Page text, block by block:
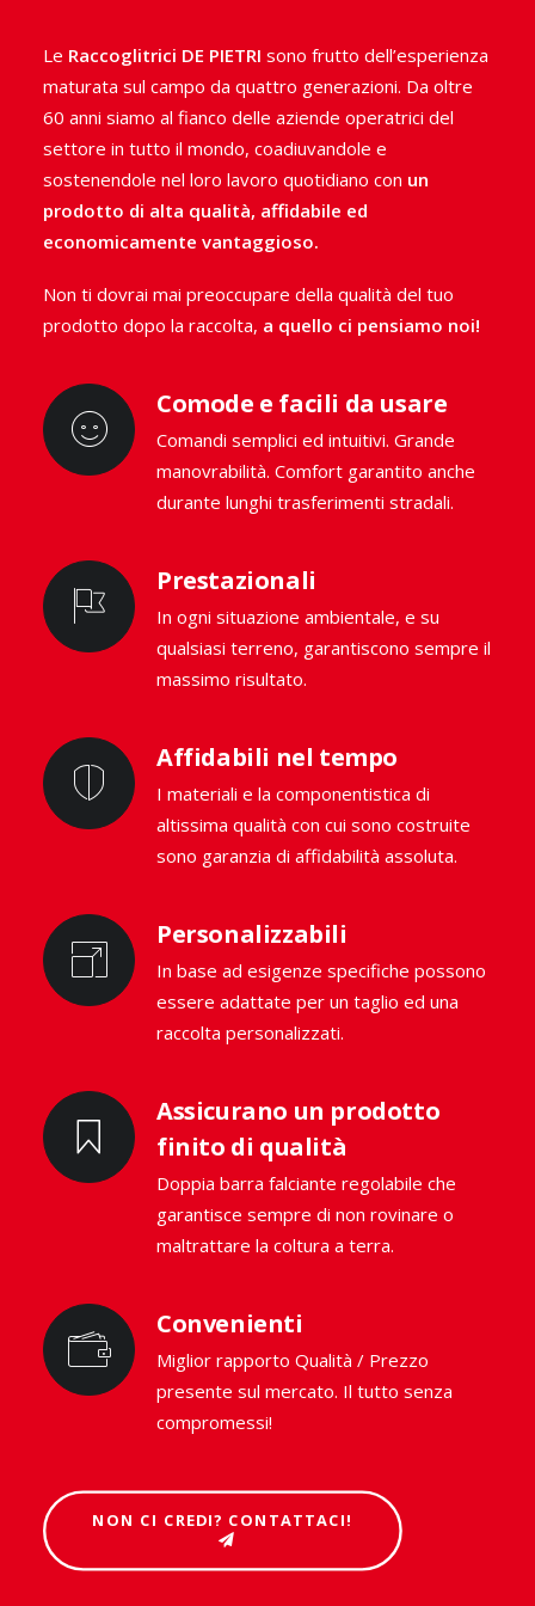
raccoglitrici di piante officinali e aromatiche, le
macchine per la raccolta di ortica De Pietri sono
soluzioniinnovativee tecnologicamente avanzate
che ti aiuteranno ad ottimizzare il tuo raccolto
evitando qualsiasi spreco.
VAI ALLA GAMMA
Le Raccoglitrici DE PIETRI sono frutto dell’esperienza
maturata sul campo da quattro generazioni. Da oltre
60 anni siamo al fianco delle aziende operatrici del
settore in tutto il mondo, coadiuvandole e
sostenendole nel loro lavoro quotidiano con un
prodotto di alta qualità, affidabile ed
economicamente vantaggioso.
Non ti dovrai mai preoccupare della qualità del tuo
prodotto dopo la raccolta, a quello ci pensiamo noi!
Comode e facili da usare
Comandi semplici ed intuitivi. Grande
manovrabilità. Comfort garantito anche
durante lunghi trasferimenti stradali.
Prestazionali
In ogni situazione ambientale, e su
qualsiasi terreno, garantiscono sempre il
massimo risultato.
Affidabili nel tempo
I materiali e la componentistica di
altissima qualità con cui sono costruite
sono garanzia di affidabilità assoluta.
Personalizzabili
In base ad esigenze specifiche possono
essere adattate per un taglio ed una
raccolta personalizzati.
Assicurano un prodotto
finito di qualità
Doppia barra falciante regolabile che
garantisce sempre di non rovinare o
maltrattare la coltura a terra.
Convenienti
Miglior rapporto Qualità / Prezzo
presente sul mercato. Il tutto senza
compromessi!
NON CI CREDI? CONTATTACI!